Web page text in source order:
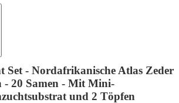
Set - Nordafrikanische Atlas Zeder
- 20 Samen - Mit Mini-
und 2 Töpfen